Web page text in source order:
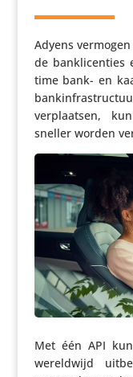
Adyens
de bank­li­cen­ties
time bank- en
verplaatsen,
sneller worden
Met één API
wereld­wijd